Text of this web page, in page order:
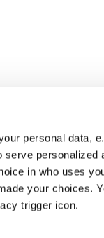
personal data,
in who uses
your choices.
trigger icon.